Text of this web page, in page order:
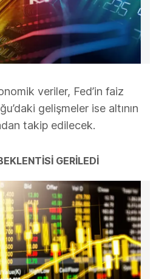
veriler, Fed’in faiz
gelişmeler ise altının
takip edilecek.
GERİLEDİ